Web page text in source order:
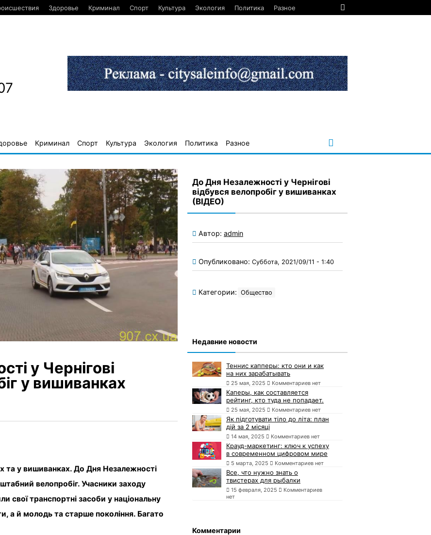
Здоровье Криминал Спорт Культура Экология Политика Разное
Криминал Спорт Культура Экология Политика Разное
у Чернігові
у вишиванках
та у вишиванках. До Дня Незалежності
велопробіг. Учасники заходу
свої транспортні засоби у національну
а й молодь та старше покоління. Багато
До Дня Незалежності у Чернігові
відбувся велопробіг у вишиванках
(ВІДЕО)
Автор: admin
Опубликовано: Суббота, 2021/09/11 - 1:40
Категории: Общество
Недавние новости
Теннис капперы: кто они и как
на них зарабатывать
25 мая, 2025 Комментариев нет
Каперы, как составляется
рейтинг, кто туда не попадает.
25 мая, 2025 Комментариев нет
Як підготувати тіло до літа: план
дій за 2 місяці
14 мая, 2025 Комментариев нет
Крауд-маркетинг: ключ к успеху
в современном цифровом мире
5 марта, 2025 Комментариев нет
Все, что нужно знать о
твистерах для рыбалки
15 февраля, 2025
Комментариев
нет
Комментарии